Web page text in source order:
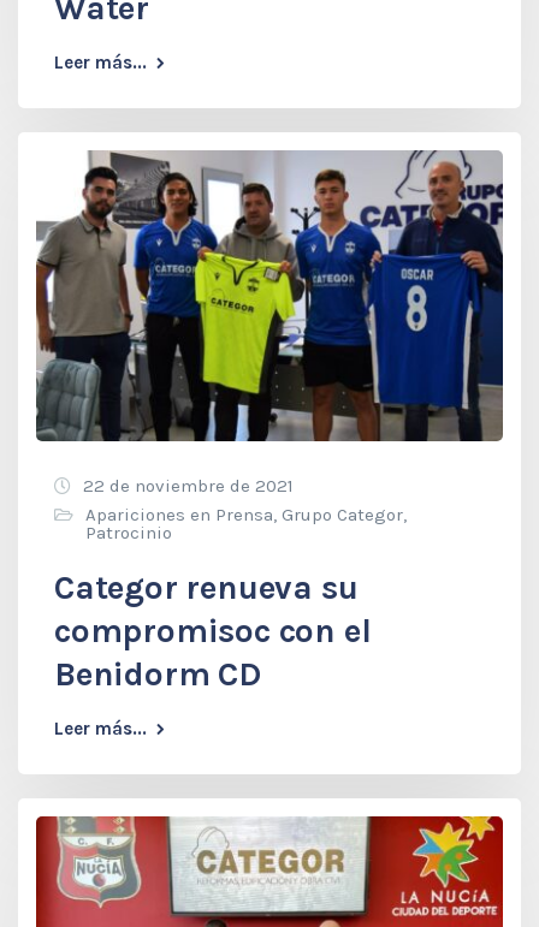
Leer más...
22 de noviembre de 2021
Apariciones en Prensa, Grupo Categor,
Patrocinio
Categor renueva su
compromisoc con el
Benidorm CD
Leer más...